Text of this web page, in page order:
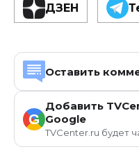
ДЗЕН
Оставить
G
Добавить
Google
TVCenter.ru будет